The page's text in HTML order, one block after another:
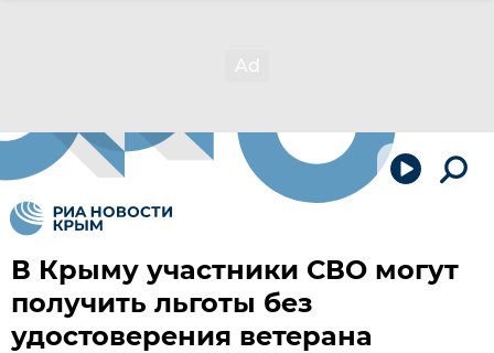
В Крыму участники СВО могут
получить льготы без
удостоверения ветерана